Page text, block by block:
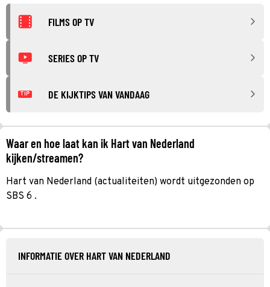
FILMS OP TV
SERIES OP TV
TIP DE KIJKTIPS VAN VANDAAG
Waar en hoe laat kan ik Hart van Nederland
kijken/streamen?
Hart van Nederland (actualiteiten) wordt uitgezonden op
SBS 6 .
INFORMATIE OVER HART VAN NEDERLAND